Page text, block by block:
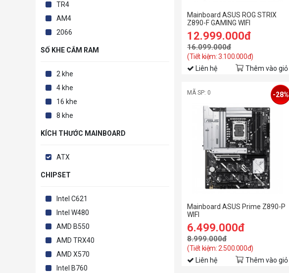
TR4
AM4
2066
SỐ KHE CẮM RAM
2 khe
4 khe
16 khe
8 khe
KÍCH THƯỚC MAINBOARD
ATX
CHIPSET
Intel C621
Intel W480
AMD B550
AMD TRX40
AMD X570
Intel B760
Mainboard ASUS ROG STRIX
Z890-F GAMING WIFI
12.999.000đ
16.099.000đ
(Tiết kiệm: 3.100.000đ)
Liên hệ Thêm vào giỏ
MÃ SP: 0
Mainboard ASUS Prime Z890-P
WIFI
6.499.000đ
8.999.000đ
(Tiết kiệm: 2.500.000đ)
-28%
Liên hệ Thêm vào giỏ